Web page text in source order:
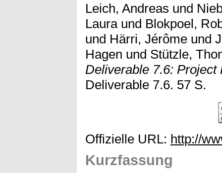
Leich, Andreas und
Lauraund Blokpoel,
und Härri, Jérôme und
Hagen und Stützle,
Deliverable 7.6: Project
Deliverable 7.6. 57 S.
Offizielle URL: http://
Kurzfassung